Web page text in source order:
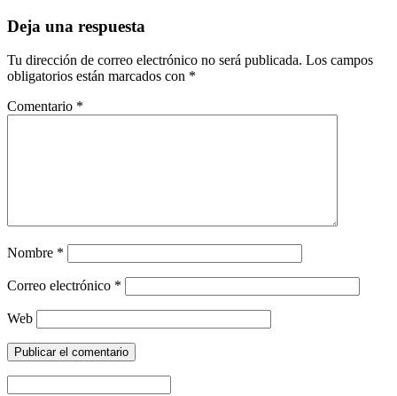
Deja una respuesta
Tu dirección de correo electrónico no será publicada. Los campos
obligatorios están marcados con *
Comentario *
Nombre *
Correo electrónico *
Web